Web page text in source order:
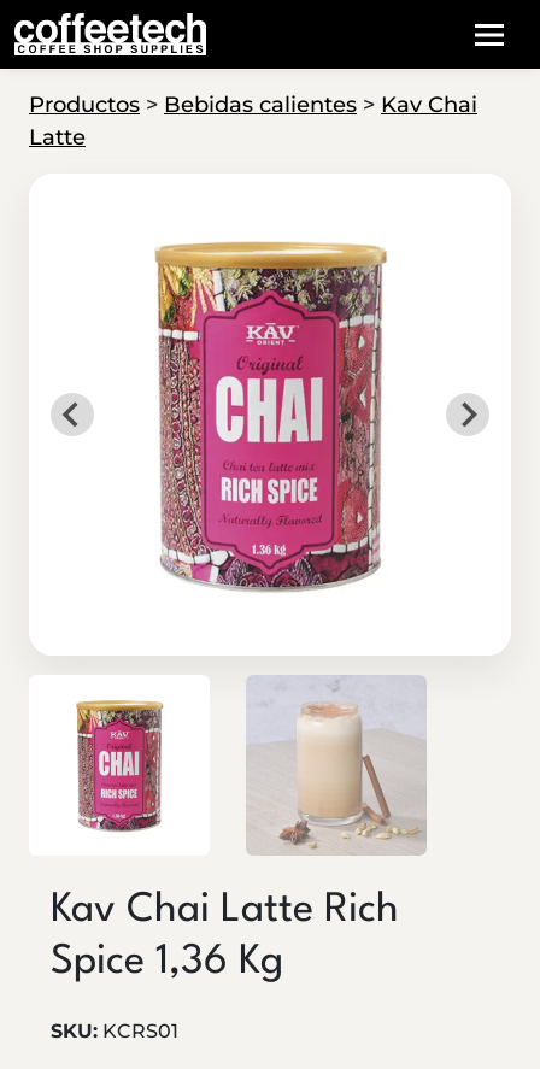
Productos > Bebidas calientes > Kav Chai
Latte
Kav Chai Latte Rich
Spice 1,36 Kg
SKU: KCRS01